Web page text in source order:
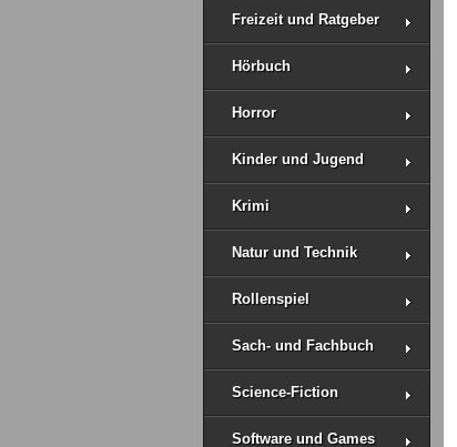
Freizeit und Ratgeber
Hörbuch
Horror
Kinder und Jugend
Krimi
Natur und Technik
Rollenspiel
Sach- und Fachbuch
Science-Fiction
Software und Games